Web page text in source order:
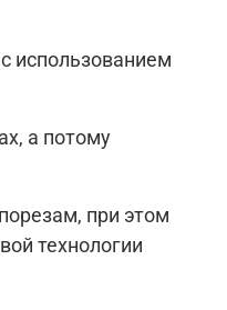
использованием
а потому
при этом
технологии